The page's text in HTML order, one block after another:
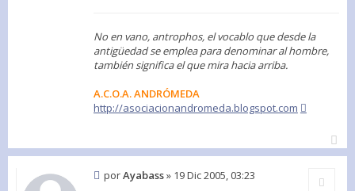
No en vano, antrophos, el vocablo que desde la
antigüedad se emplea para denominar al hombre,
también significa el que mira hacia arriba.
A.C.O.A. ANDRÓMEDA
http://asociacionandromeda.blogspot.com
Citar
porAyabass» 19 Dic 2005, 03:23